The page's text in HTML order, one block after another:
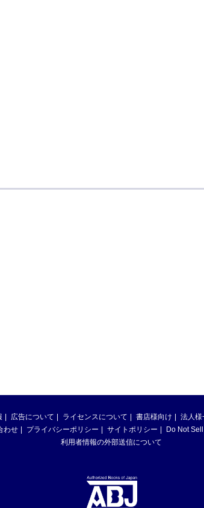
広告について ライセンスについて 書店様向け 法人様
わせ プライバシーポリシー サイトポリシー
Do Not
利用者情報の外部送信について